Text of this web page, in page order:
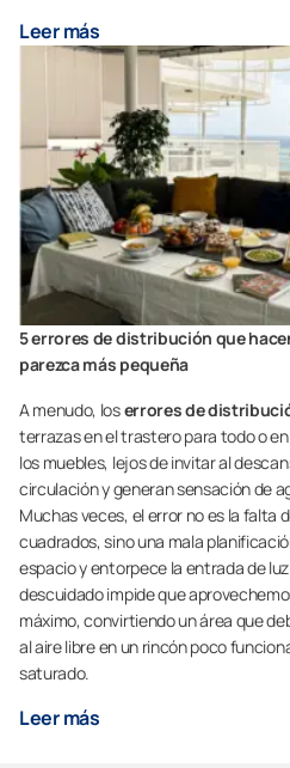
Leer más
5 errores de distribución que
parezca más pequeña
A menudo, loserrores de
terrazas en el trastero para todo o
los muebles, lejos de invitar al
circulación y generan sensación de
Muchas veces, el error no es la falta
cuadrados, sino una mala
espacio y entorpece la entrada de
descuidado impide que
máximo, convirtiendo un área que
al aire libre en un rincón poco
saturado.
Leer más